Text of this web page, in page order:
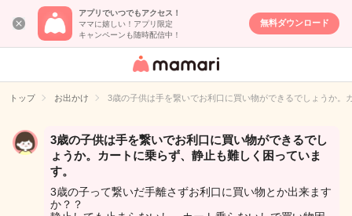
アプリでいつでもアクセス！
ママに嬉しい！アプリ限定
キャンペーンも随時配信中！
無料ダウンロード
女性専用匿名QA
イト
トップ お出かけ 3歳の子供は手を繋いでお利口に買い物ができるでしょうか。
3歳の子供は手を繋いでお利口に買い物ができるでし
ょうか。カートに乗らず、静止も難しく困っていま
す。
3歳の子って繋いだ手離さずお利口に買い物とか出来ます
か？？